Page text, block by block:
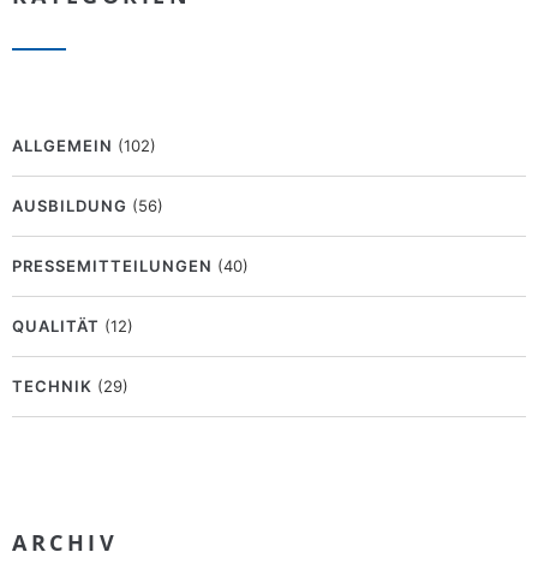
ALLGEMEIN (102)
AUSBILDUNG (56)
PRESSEMITTEILUNGEN (40)
QUALITÄT (12)
TECHNIK (29)
ARCHIV